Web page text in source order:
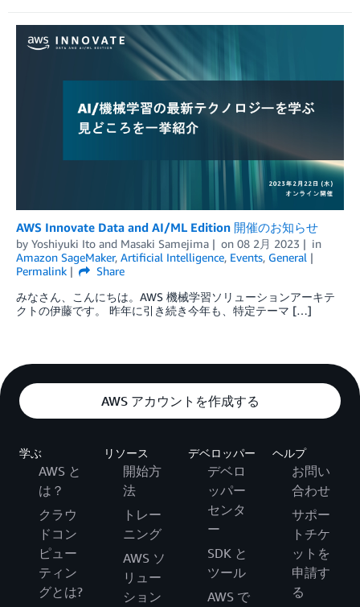
AWS Innovate Data and AI/ML Edition 開催のお知らせ
by Yoshiyuki Ito and Masaki Samejima on 08 2月 2023
in
Amazon SageMaker, Artificial Intelligence, Events, General
Permalink
Share
みなさん、こんにちは。AWS 機械学習ソリューションアーキテ
クトの伊藤です。 昨年に引き続き今年も、特定テーマ […]
AWS アカウントを作成する
学ぶ
AWS と
は？
クラウ
ドコン
ピュー
ティン
グとは?
リソース
開始方
法
トレー
ニング
AWS ソ
リュー
ション
デベロッパー
デベロ
ッパー
センタ
ー
SDK と
ツール
AWS で
ヘルプ
お問い
合わせ
サポー
トチケ
ットを
申請す
る